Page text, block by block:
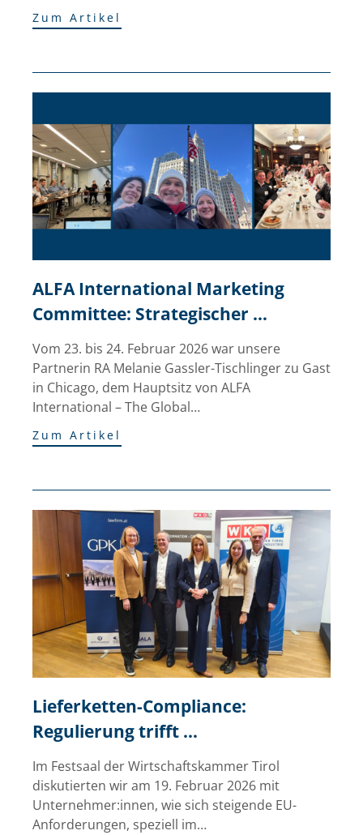
Zum Artikel
ALFA International Marketing
Committee: Strategischer
Austausch in Chicago
Vom 23. bis 24. Februar 2026 war unsere
Partnerin RA Melanie Gassler-Tischlinger zu Gast
in Chicago, dem Hauptsitz von ALFA
International – The Global…
Zum Artikel
Lieferketten-Compliance:
Regulierung trifft
Zukunftsstrategie
Im Festsaal der Wirtschaftskammer Tirol
diskutierten wir am 19. Februar 2026 mit
Unternehmer:innen, wie sich steigende EU-
Anforderungen, speziell im…